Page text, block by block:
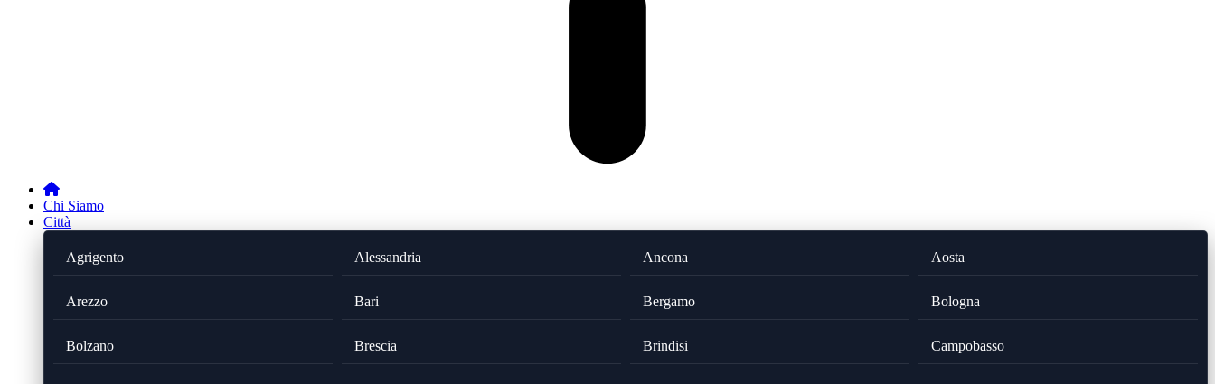
Chi Siamo
Città
Agrigento Alessandria Ancona Aosta
Arezzo Bari Bergamo Bologna
Bolzano Brescia Brindisi Campobasso